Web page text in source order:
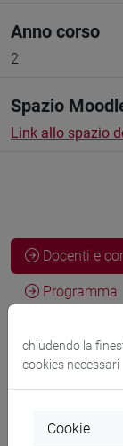
Anno corso
2
Spazio
Link allo spazio
Docenti e
Programma
Docenti
chiudendo la
cookies necessari
Cookie